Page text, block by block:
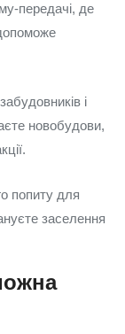
передачі, де
і
новобудови,
попиту для
заселення